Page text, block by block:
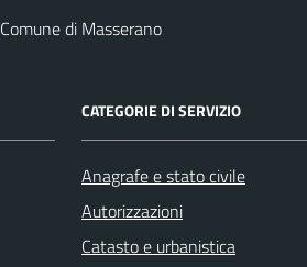
Comune di Masserano
CATEGORIE DI SERVIZIO
Anagrafe e stato civile
Autorizzazioni
Catasto e urbanistica